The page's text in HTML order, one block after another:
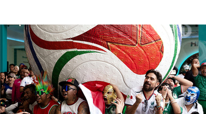
России
02:30Трамп попросил
отпустить его с круглого стола
в Госдепе, чтобы «вести
войну»
01:35Мигрант погиб при